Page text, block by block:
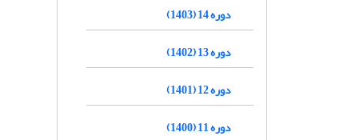
دوره 14 (1403)
دوره 13 (1402)
دوره 12 (1401)
دوره 11 (1400)